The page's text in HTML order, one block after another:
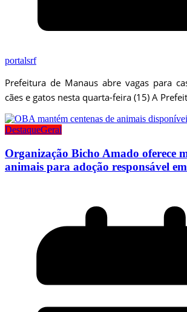
portalsrf
Prefeitura de Manaus abre vagas para
cães e gatos nesta quarta-feira (15) A
DestaqueGeral
Organização Bicho Amado oferece
animais para adoção responsável